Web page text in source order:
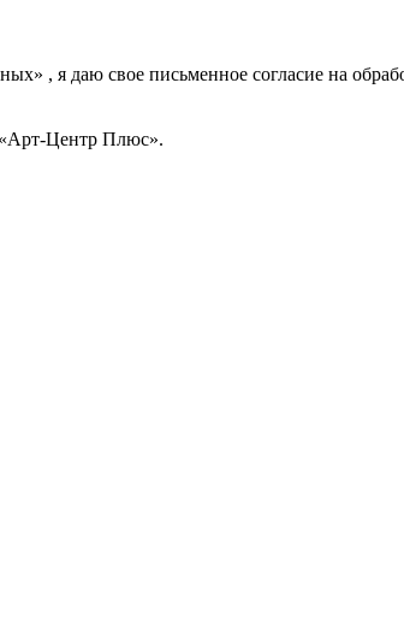
, я даю свое письменное согласие на
Центр Плюс».